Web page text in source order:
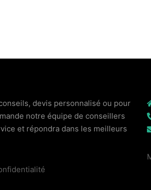
devis personnalisé ou pour
notre équipe de conseillers
et répondra dans les meilleurs